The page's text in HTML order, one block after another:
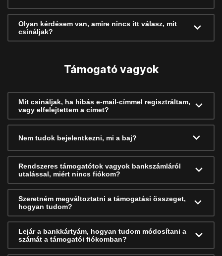
Olyan kérdésem van, amire nincs itt válasz, mit
csináljak?
Támogató vagyok
Mit csináljak, ha hibás e-mail-címmel regisztráltam,
vagy elfelejtettem a címet?
Nem tudok bejelentkezni, mi a baj?
Rendszeres támogatótok vagyok bankszámláról
utalással, miért nincs fiókom?
Szeretném megváltoztatni a támogatási összeget,
hogyan tudom?
Lejár a bankkártyám, hogyan tudom módosítani a
számát a támogatói fiókomban?